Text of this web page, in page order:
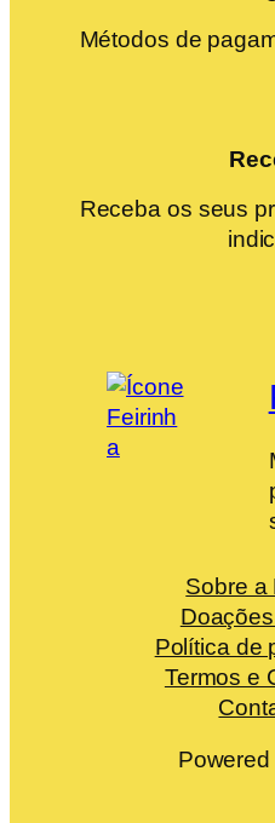
Métodos de
Receba os seus
Sobre a
Política de
Termos e